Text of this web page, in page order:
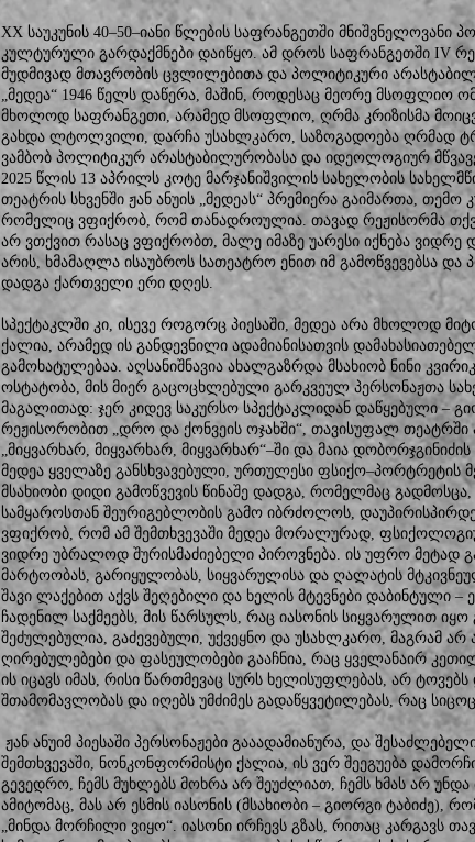
XX საუკუნის 40–50–იანი წლების საფრანგეთში
კულტურული გარდაქმნები დაიწყო. ამ დროს საფრანგეთში IV
მუდმივად მთავრობის ცვლილებითა და პოლიტიკური
„მედეა“ 1946 წელს დაწერა, მაშინ, როდესაც მეორე მსოფლიო
მხოლოდ საფრანგეთი, არამედ მსოფლიო, ღრმა კრიზისმა
გახდა ლტოლვილი, დარჩა უსახლკარო, საზოგადოება ღრმად
ვამბობ პოლიტიკურ არასტაბილურობასა და იდეოლოგიურ
2025 წლის 13 აპრილს კოტე მარჯანიშვილის სახელობის
თეატრის სხვენში ჟან ანუის „მედეას“ პრემიერა გაიმართა,
რომელიც ვფიქრობ, რომ თანადროულია. თავად რეჟისორმა
არ ვთქვით რასაც ვფიქრობთ, მალე იმაზე უარესი იქნება ვიდრე
არის, ხმამაღლა ისაუბროს სათეატრო ენით იმ გამოწვევებსა და
დადგა ქართველი ერი დღეს.
სპექტაკლში კი, ისევე როგორც პიესაში, მედეა არა მხოლოდ
ქალია, არამედ ის განდევნილი ადამიანისათვის
გამოხატულებაა. აღსანიშნავია ახალგაზრდა მსახიობ ნინი
ოსტატობა, მის მიერ გაცოცხლებული გარკვეულ პერსონაჟთა
მაგალითად: ჯერ კიდევ საკურსო სპექტაკლიდან დაწყებული –
რეჟისორობით „დრო და ქონვეის ოჯახში“, თავისუფალ თეატრში
„მიყვარხარ, მიყვარხარ, მიყვარხარ“–ში და მაია
მედეა ყველაზე განსხვავებული, ურთულესი ფსიქო–პორტრეტის
მსახიობი დიდი გამოწვევის წინაშე დადგა, რომელმაც
სამყაროსთან შეურიგებლობის გამო იბრძოლოს,
ვფიქრობ, რომ ამ შემთხვევაში მედეა მორალურად,
ვიდრე უბრალოდ შურისმაძიებელი პიროვნება. ის უფრო მეტად
მარტოობას, გარიყულობას, სიყვარულისა და ღალატის
შავი ლაქებით აქვს შეღებილი და ხელის მტევნები დაბინტული –
ჩადენილ საქმეებს, მის წარსულს, რაც იასონის სიყვარულით
შეძულებულია, გაძევებული, უქვეყნო და უსახლკარო, მაგრამ არ
ღირებულებები და ფასეულობები გააჩნია, რაც ყველანაირ
ის იცავს იმას, რისი წართმევაც სურს ხელისუფლებას, არ
შთამომავლობას და იღებს უმძიმეს გადაწყვეტილებას, რაც
ჟან ანუიმ პიესაში პერსონაჟები გააადამიანურა, და
შემთხვევაში, ნონკონფორმისტი ქალია, ის ვერ შეეგუება
გევედრო, ჩემს მუხლებს მოხრა არ შეუძლიათ, ჩემს ხმას არ
ამიტომაც, მას არ ესმის იასონის (მსახიობი – გიორგი ტაბიძე),
„მინდა მორჩილი ვიყო“. იასონი ირჩევს გზას, რითაც კარგავს